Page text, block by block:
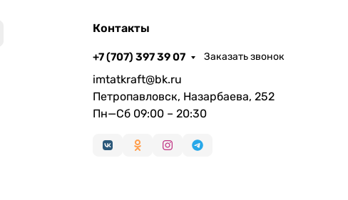
Контакты
+7 (707) 397 39 07 Заказать звонок
imtatkraft@bk.ru
Петропавловск, Назарбаева, 252
Пн—Сб 09:00 – 20:30